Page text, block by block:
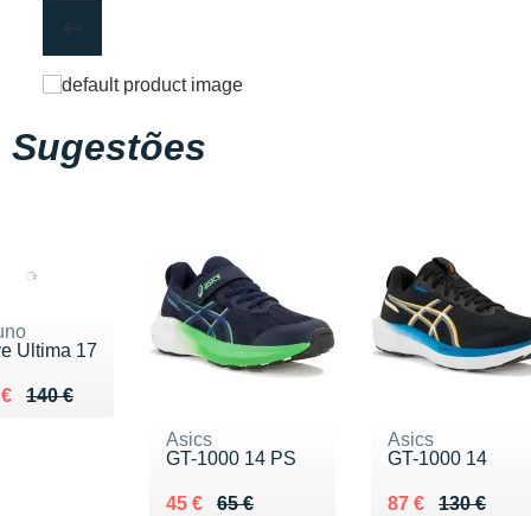
Sugestões
Ultima 17
140 €
de 140 €
119 €
Asics
GT-1000 14 PS
65 €
Au lieu de 65 €
45 €
Vendu 45 €
Asics
GT-1000 14
130 €
Au lieu de 130 €
87 €
Vendu 87 €